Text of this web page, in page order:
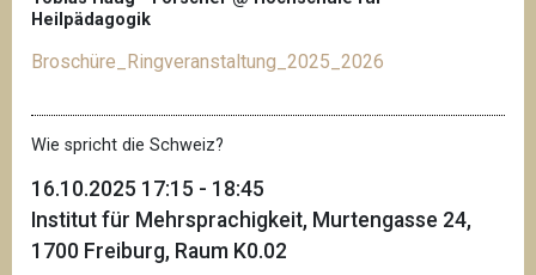
Heilpädagogik
Broschüre_Ringveranstaltung_2025_2026
Wie spricht die Schweiz?
16.10.2025 17:15 - 18:45
Institut für Mehrsprachigkeit, Murtengasse 24,
1700 Freiburg, Raum K0.02